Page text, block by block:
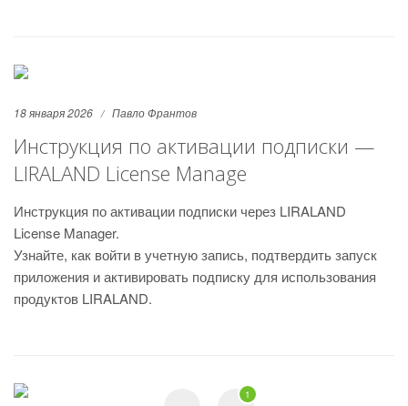
18 января 2026 Павло Франтов
Инструкция по активации подписки —
LIRALAND License Manage
Инструкция по активации подписки через LIRALAND
License Manager.
Узнайте, как войти в учетную запись, подтвердить запуск
приложения и активировать подписку для использования
продуктов LIRALAND.
1